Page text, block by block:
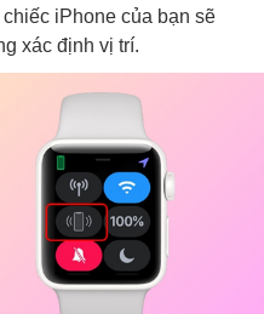
iPhone của bạn sẽ
xác định vị trí.